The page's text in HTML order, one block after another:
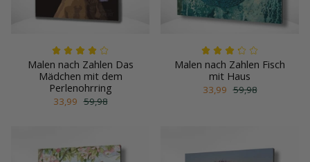
Malen nach Zahlen Das
Mädchen mit dem
Perlenohrring
33,99 59,98
Malen nach Zahlen Fisch
mit Haus
33,99 59,98